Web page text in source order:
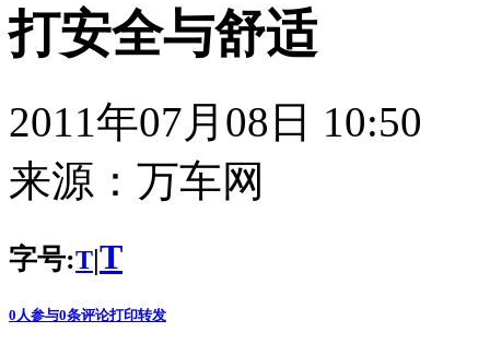
打安全与舒适
2011年07月08日 10:50
来源： 万车网
字号:T|T
0 人参与0条评论打印转发